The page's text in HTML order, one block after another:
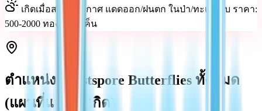
เกิดเมื่อสภาพอากาศ แดดออก/ฝนตก ในป่า/ทะเลสาบ ราคา:
500-2000 ทอง + โทเค็น
ตำแหน่ง Frostspore Butterflies ทั้งหมด
(แผนที่และจุดเกิด)